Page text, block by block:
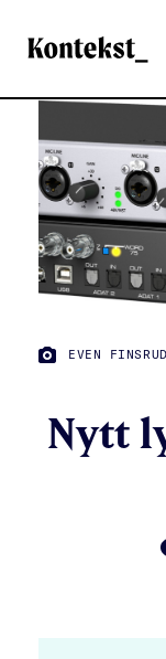
Kontekst
FOTO:
EVEN FINSRUD
Nytt